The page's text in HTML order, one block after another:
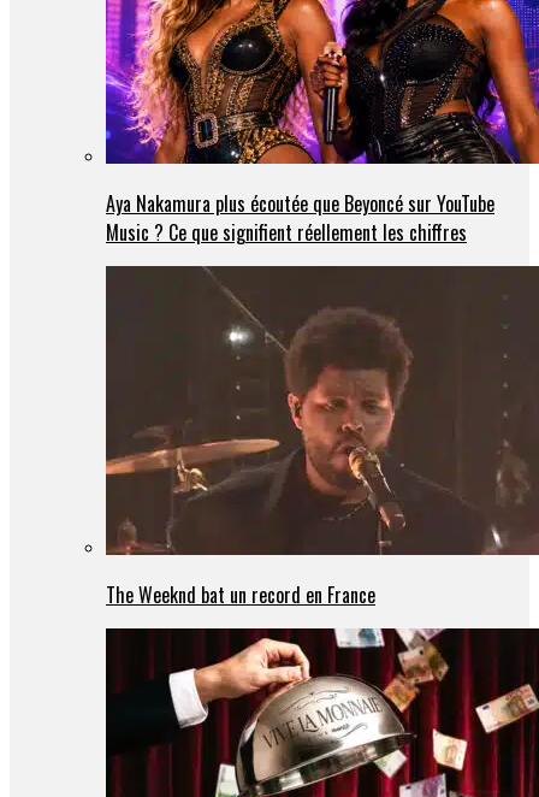
Aya Nakamura plus écoutée que Beyoncé sur YouTube
Music ? Ce que signifient réellement les chiffres
The Weeknd bat un record en France